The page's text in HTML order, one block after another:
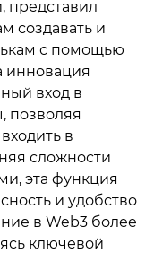
представил
создавать и
с помощью
инновация
вход в
позволяя
в
сложности
эта функция
и удобство
в Web3 более
ключевой